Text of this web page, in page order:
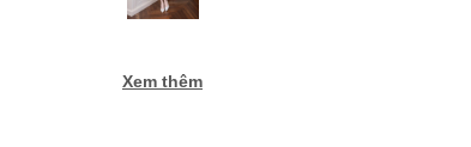
Xem thêm